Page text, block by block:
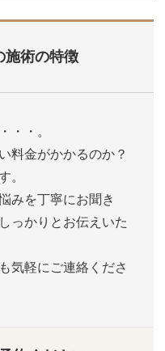
施術の特徴
・・。
料金がかかるのか？
。
みを丁寧にお聞き
っかりとお伝えいた
気軽にご連絡くださ